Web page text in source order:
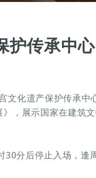
护传承中心
化遗产保护传承中
，展示国家在建筑
分后停止入场，逢